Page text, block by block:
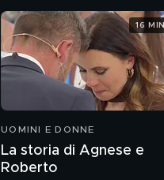
UOMINI E DONNE
La storia di Agnese e
Roberto
16 MIN